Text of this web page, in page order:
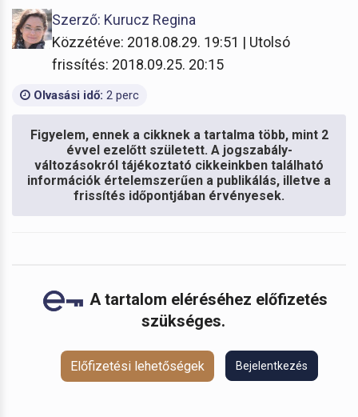
Szerző: Kurucz Regina
Közzétéve: 2018.08.29. 19:51 | Utolsó
frissítés: 2018.09.25. 20:15
Olvasási idő: 2 perc
Figyelem, ennek a cikknek a tartalma több, mint 2
évvel ezelőtt született. A jogszabály-
változásokról tájékoztató cikkeinkben található
információk értelemszerűen a publikálás, illetve a
frissítés időpontjában érvényesek.
A tartalom eléréséhez előfizetés
szükséges.
Előfizetési lehetőségek Bejelentkezés